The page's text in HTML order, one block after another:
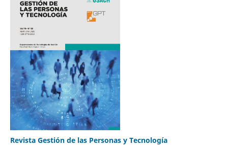
Revista Gestión de las Personas y Tecnología